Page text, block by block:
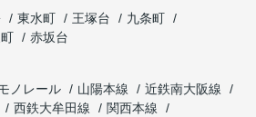
東水町 王塚台
九条町
赤坂台
ノレール 山陽本線
近鉄南大阪線
西鉄大牟田線
関西本線